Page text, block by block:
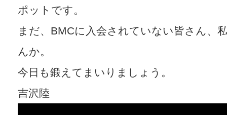
ポットです。
まだ、BMCに入会されていない皆さん、
んか。
今日も鍛えてまいりましょう。
吉沢陸